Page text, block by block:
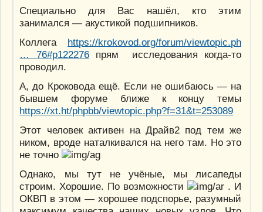
Специально для Вас нашёл, кто этим
занимался — акустикой подшипников.
Коллега https://krokovod.org/forum/viewtopic.ph
… 76#p122276прям исследования когда-то
проводил.
А, до Кроковода ещё. Если не ошибаюсь — на
бывшем форуме ближе к концу темы
https://xt.ht/phpbb/viewtopic.php?f=31&t=253089
Этот человек активен на Драйв2 под тем же
ником, вроде наталкивался на него там. Но это
не точно
Однако, мы тут не учёные, мы лисапеды
строим. Хорошие. По возможности
. И
ОКВП в этом — хорошее подспорье, разумный